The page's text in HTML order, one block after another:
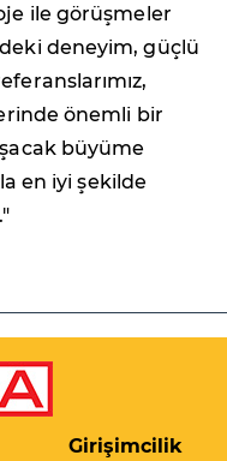
ile görüşmeler
deneyim, güçlü
önemli bir
büyüme
en iyi şekilde
Girişimcilik